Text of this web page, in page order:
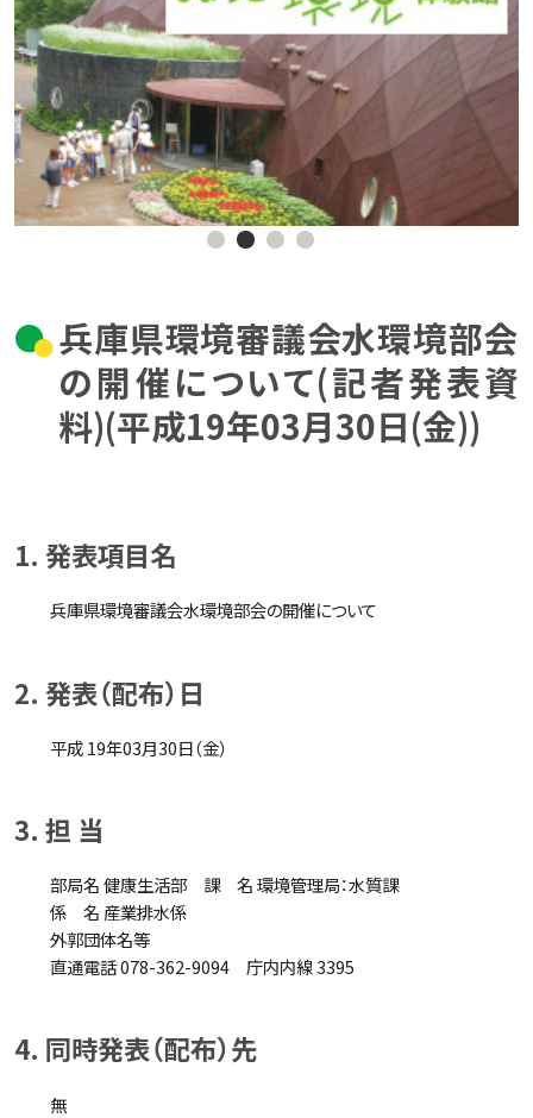
兵庫県環境審議会水環境部会
の開催について(記者発表資
料)(平成19年03月30日(金))
1. 発表項目名
兵庫県環境審議会水環境部会の開催について
2. 発表（配布）日
平成 19年03月30日（金）
3. 担 当
部局名 健康生活部 課 名 環境管理局：水質課
係 名 産業排水係
外郭団体名等
直通電話 078-362-9094 庁内内線 3395
4. 同時発表（配布）先
無